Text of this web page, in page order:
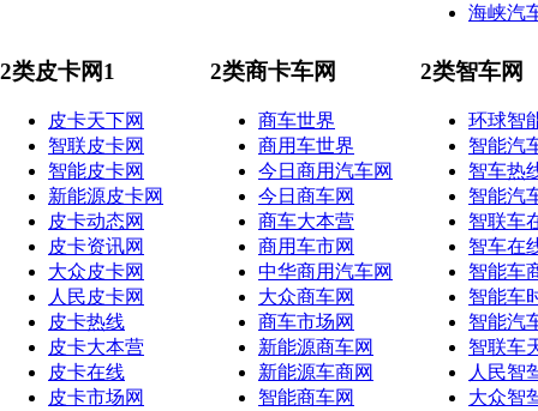
海峡汽
2类皮卡网1
皮卡天下网
智联皮卡网
智能皮卡网
新能源皮卡网
皮卡动态网
皮卡资讯网
大众皮卡网
人民皮卡网
皮卡热线
皮卡大本营
皮卡在线
皮卡市场网
2类商卡车网
商车世界
商用车世界
今日商用汽车网
今日商车网
商车大本营
商用车市网
中华商用汽车网
大众商车网
商车市场网
新能源商车网
新能源车商网
智能商车网
2类智车网
环球智
智能汽
智车热
智能汽
智联车
智车在
智能车
智能车
智能汽
智联车
人民智
大众智